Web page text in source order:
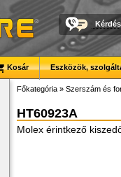
Kosár Eszközök,
Főkategória » Szerszám és
HT60923A
Molex érintkező